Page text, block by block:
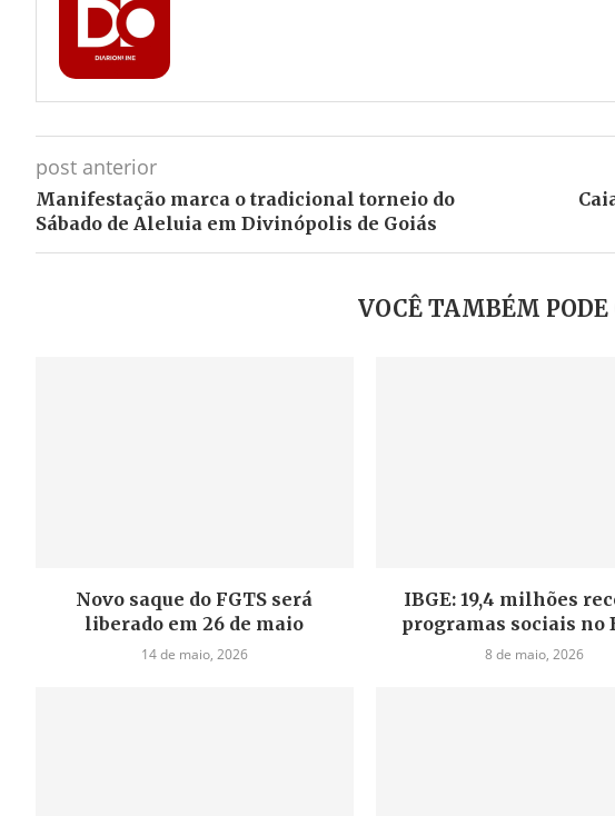
post anterior
Manifestação marca o tradicional torneio do
Sábado de Aleluia em Divinópolis de Goiás
VOCÊ TAMBÉM PODE
Novo saque do FGTS será
liberado em 26 de maio
14 de maio, 2026
IBGE: 19,4 milhões
programas sociais no
8 de maio, 2026